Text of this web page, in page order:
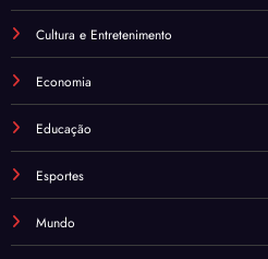
Cultura e Entretenimento
Economia
Educação
Esportes
Mundo